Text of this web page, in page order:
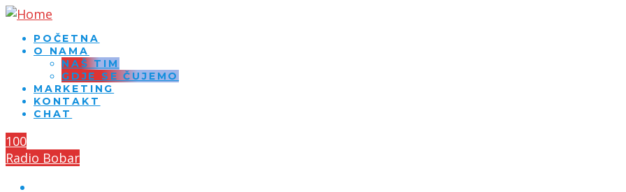
POČETNA
O NAMA
NAŠ TIM
GDJE SE ČUJEMO
MARKETING
KONTAKT
CHAT
100
Radio Bobar